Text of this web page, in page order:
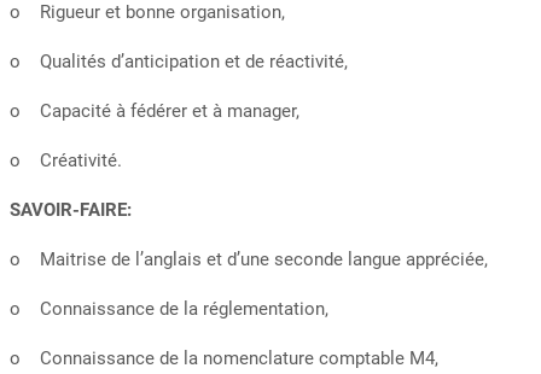
o Rigueur et bonne organisation,
o Qualités d’anticipation et de réactivité,
o Capacité à fédérer et à manager,
o Créativité.
SAVOIR-FAIRE:
o Maitrise de l’anglais et d’une seconde langue appréciée,
o Connaissance de la réglementation,
o Connaissance de la nomenclature comptable M4,